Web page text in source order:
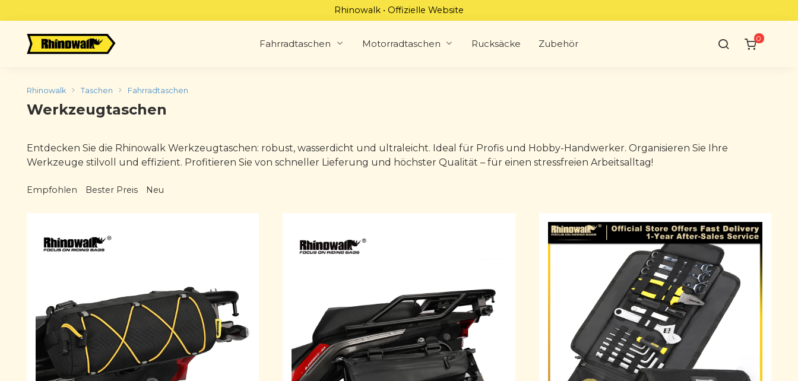
to
content
Rhinowalk • Offizielle Website
Fahrradtaschen Motorradtaschen Rucksäcke Zubehör 0
Rhinowalk Taschen Fahrradtaschen
Werkzeugtaschen
Entdecken Sie die Rhinowalk Werkzeugtaschen: robust, wasserdicht und ultraleicht. Ideal für Profis und Hobby-Handwerker. Organisieren Sie Ihre
Werkzeuge stilvoll und effizient. Profitieren Sie von schneller Lieferung und höchster Qualität – für einen stressfreien Arbeitsalltag!
Empfohlen Bester Preis Neu